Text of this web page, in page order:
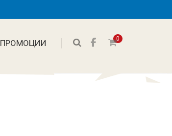
0
ПРОМОЦИИ